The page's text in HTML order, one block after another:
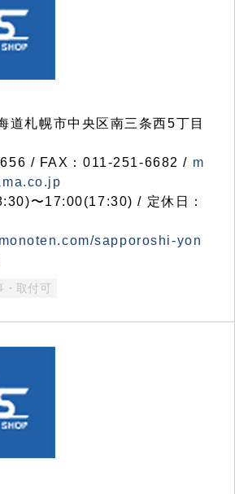
札幌市中央区南三条西5丁目
/ FAX：011-251-6682 / m
〜17:00(17:30) / 定休日：
sapporoshi-yon
・取付可